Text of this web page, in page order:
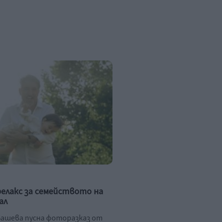
за семейството на
пусна фоторазказ от